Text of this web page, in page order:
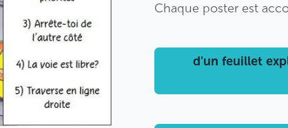
Chaque poster est
d'un feuillet